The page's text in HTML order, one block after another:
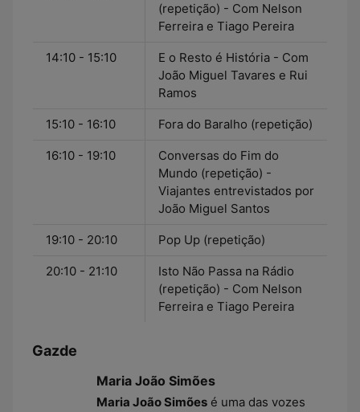
(repetição) - Com Nelson
Ferreira e Tiago Pereira
14:10 - 15:10
E o Resto é História - Com
João Miguel Tavares e Rui
Ramos
15:10 - 16:10 Fora do Baralho (repetição)
16:10 - 19:10
Conversas do Fim do
Mundo (repetição) -
Viajantes entrevistados por
João Miguel Santos
19:10 - 20:10 Pop Up (repetição)
20:10 - 21:10
Isto Não Passa na Rádio
(repetição) - Com Nelson
Ferreira e Tiago Pereira
Gazde
Maria João Simões
Maria João Simões é uma das vozes